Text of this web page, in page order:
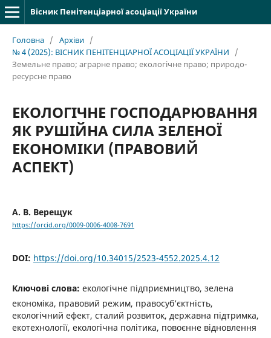
Вісник Пенітенціарної асоціації України
Головна / Архіви /
№ 4 (2025): ВІСНИК ПЕНІТЕНЦІАРНОЇ АСОЦІАЦІЇ УКРАЇНИ
/
Земельне право; аграрне право; екологічне право; природо-
ресурсне право
ЕКОЛОГІЧНЕ ГОСПОДАРЮВАННЯ
ЯК РУШІЙНА СИЛА ЗЕЛЕНОЇ
ЕКОНОМІКИ (ПРАВОВИЙ
АСПЕКТ)
А. В. Верещук
https://orcid.org/0009-0006-4008-7691
DOI: https://doi.org/10.34015/2523-4552.2025.4.12
Ключові слова: екологічне підприємництво, зелена
економіка, правовий режим, правосуб’єктність,
екологічний ефект, сталий розвиток, державна підтримка,
екотехнології, екологічна політика, повоєнне відновлення